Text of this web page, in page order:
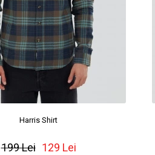
Harris Shirt
199 Lei 129 Lei